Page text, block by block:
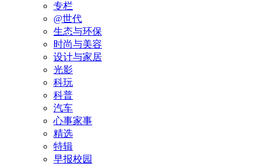
专栏
@世代
生态与环保
时尚与美容
设计与家居
光影
科玩
科普
汽车
心事家事
精选
特辑
早报校园